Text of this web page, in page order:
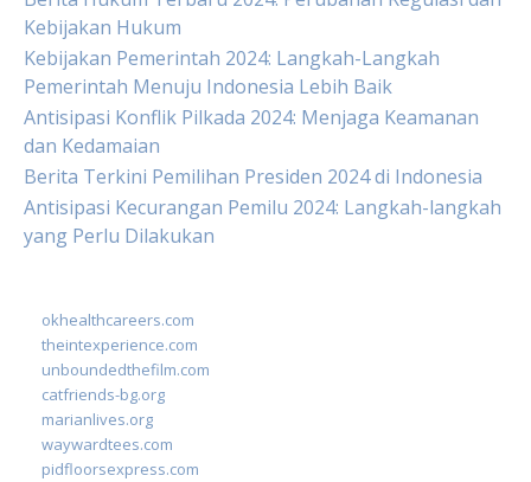
Kebijakan Hukum
Kebijakan Pemerintah 2024: Langkah-Langkah
Pemerintah Menuju Indonesia Lebih Baik
Antisipasi Konflik Pilkada 2024: Menjaga Keamanan
dan Kedamaian
Berita Terkini Pemilihan Presiden 2024 di Indonesia
Antisipasi Kecurangan Pemilu 2024: Langkah-langkah
yang Perlu Dilakukan
okhealthcareers.com
theintexperience.com
unboundedthefilm.com
catfriends-bg.org
marianlives.org
waywardtees.com
pidfloorsexpress.com